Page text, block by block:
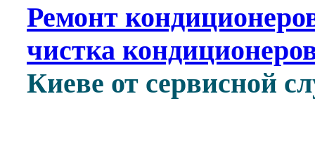
Ремонт
чистка
Киеве от сервисной